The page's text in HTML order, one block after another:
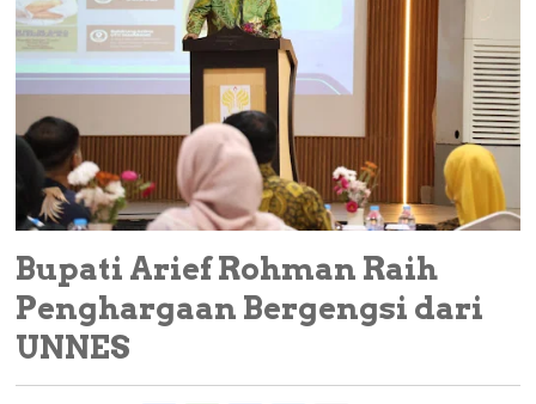
Bupati Arief Rohman Raih
Penghargaan Bergengsi dari
UNNES